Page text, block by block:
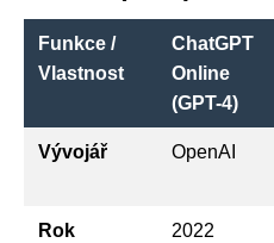
Funkce /
Vlastnost
ChatGPT
Online
(GPT-4)
Vývojář OpenAI
Rok
2022